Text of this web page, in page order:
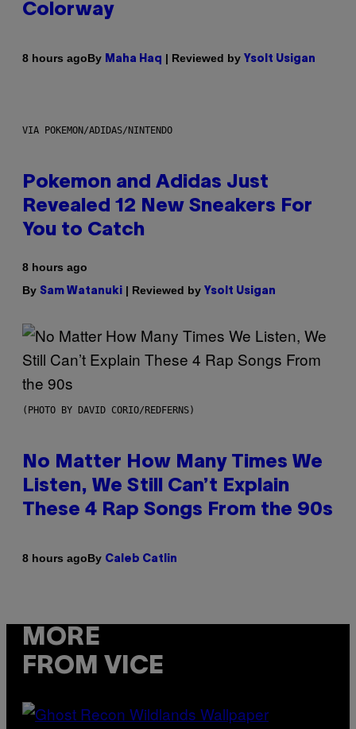
Colorway
8 hours agoBy Maha Haq | Reviewed by Ysolt Usigan
VIA POKEMON/ADIDAS/NINTENDO
Pokemon and Adidas Just
Revealed 12 New Sneakers For
You to Catch
8 hours ago
By Sam Watanuki | Reviewed by Ysolt Usigan
(PHOTO BY DAVID CORIO/REDFERNS)
No Matter How Many Times We
Listen, We Still Can’t Explain
These 4 Rap Songs From the 90s
8 hours agoBy Caleb Catlin
MORE
FROM VICE